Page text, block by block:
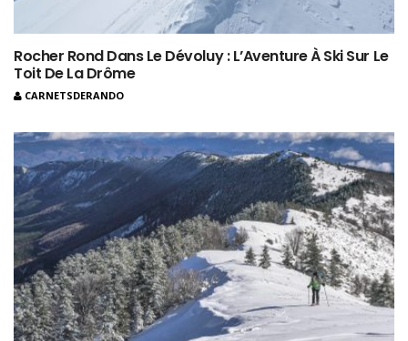
Rocher Rond Dans Le Dévoluy : L’Aventure À Ski Sur Le
Toit De La Drôme
CARNETSDERANDO